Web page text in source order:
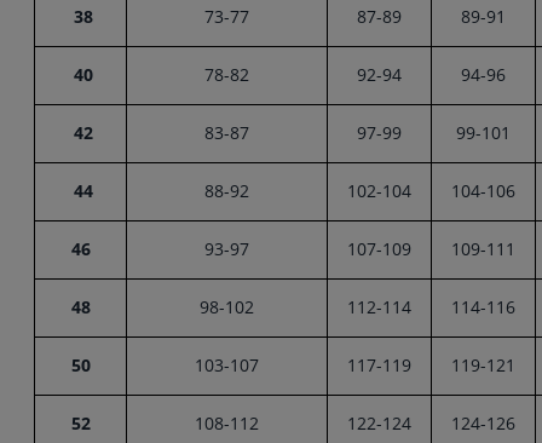
38 73-77 87-89 89-91
40 78-82 92-94 94-96
42 83-87 97-99 99-101
44 88-92 102-104 104-106
46 93-97 107-109 109-111
48 98-102 112-114 114-116
50 103-107 117-119 119-121
52 108-112 122-124 124-126